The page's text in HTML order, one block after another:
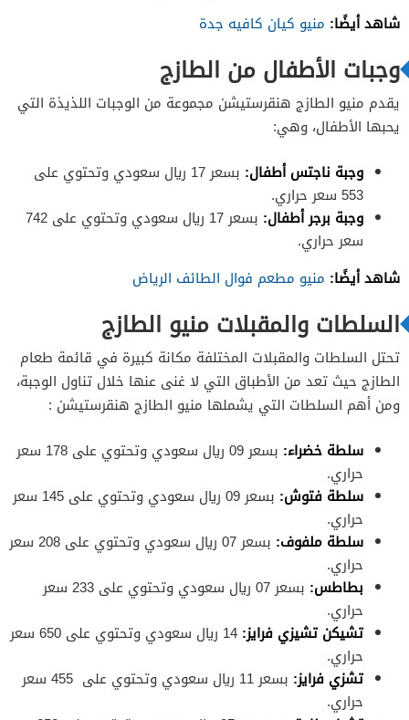
شاهد أيضًا: منيو كيان كافيه جدة
وجبات الأطفال من الطازج
يقدم منيو الطازج هنقرستيشن مجموعة من الوجبات اللذيذة التي
يحبها الأطفال، وهي:
وجبة ناجتس أطفال:
بسعر 17 ريال سعودي وتحتوي على
553 سعر حراري.
وجبة برجر أطفال:
بسعر 17 ريال سعودي وتحتوي على 742
سعر حراري.
شاهد أيضًا: منيو مطعم فوال الطائف الرياض
السلطات والمقبلات منيو الطازج
تحتل السلطات والمقبلات المختلفة مكانة كبيرة في قائمة طعام
الطازج حيث تعد من الأطباق التي لا غنى عنها خلال تناول الوجبة،
ومن أهم السلطات التي يشملها منيو الطازج هنقرستيشن :
سلطة خضراء:
بسعر 09 ريال سعودي وتحتوي على 178 سعر
حراري.
سلطة فتوش:
بسعر 09 ريال سعودي وتحتوي على 145 سعر
حراري.
سلطة ملفوف:
بسعر 07 ريال سعودي وتحتوي على 208 سعر
حراري.
بطاطس:
بسعر 07 ريال سعودي وتحتوي على 233 سعر
حراري.
تشيكن تشيزي فرايز:
14 ريال سعودي وتحتوي على 650 سعر
حراري.
تشزي فرايز:
بسعر 11 ريال سعودي وتحتوي على 455 سعر
حراري.